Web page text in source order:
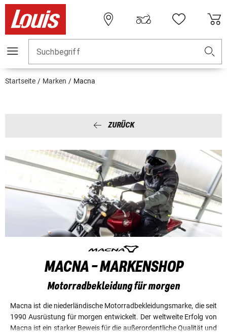
Suchbegriff
Startseite Marken Macna
ZURÜCK
MACNA - MARKENSHOP
Motorradbekleidung für morgen
Macna ist die niederländische Motorradbekleidungsmarke, die seit
1990 Ausrüstung für morgen entwickelt. Der weltweite Erfolg von
Macna ist ein starker Beweis für die außerordentliche Qualität und